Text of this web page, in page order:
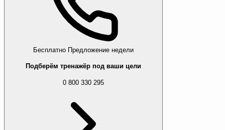
Бесплатно Предложение недели
Подберём тренажёр под ваши цели
0 800 330 295